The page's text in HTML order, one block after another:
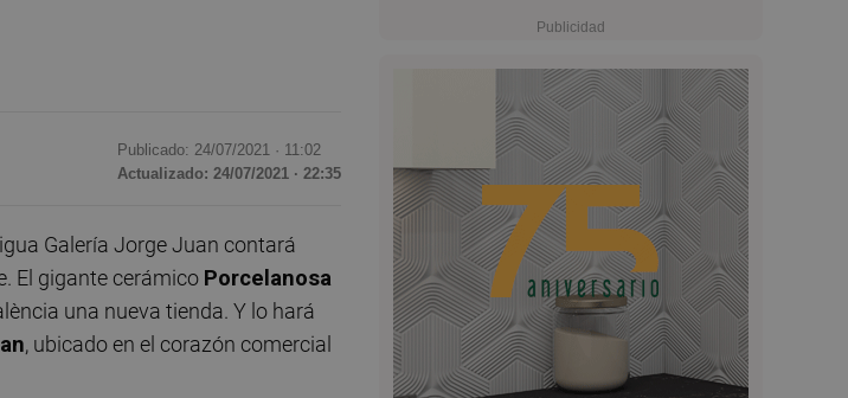
Publicado: 24/07/2021 · 11:02
Actualizado: 24/07/2021 · 22:35
Galería Jorge Juan contará
El gigante cerámico Porcelanosa
una nueva tienda. Y lo hará
, ubicado en el corazón comercial